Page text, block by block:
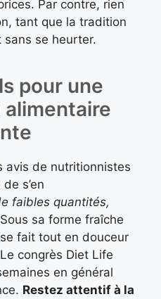
Par contre, rien
tant que la tradition
sans se heurter.
pour une
avis de nutritionnistes
s’en
faibles quantités,
Sous sa forme fraîche
fait tout en douceur
congrès Diet Life
en général
Restez attentif à la